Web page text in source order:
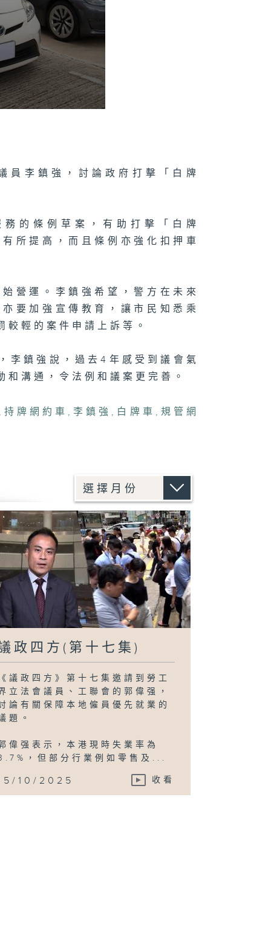
員李鎮強，討論政府打擊「白牌
的條例草案，有助打擊「白牌
所提高，而且條例亦強化扣押車
營運。李鎮強希望，警方在未來
要加強宣傳教育，讓市民知悉乘
輕的案件申請上訴等。
李鎮強說，過去4年感受到議會氣
溝通，令法例和議案更完善。
持牌網約車 , 李鎮強 , 白牌車 , 規管網
政四方(第十七集)
議政四方》第十七集邀請到勞工
立法會議員、工聯會的郭偉强，
論有關保障本地僱員優先就業的
題。
偉强表示，本港現時失業率為
，但部分行業例如零售及...
10/2025 收看